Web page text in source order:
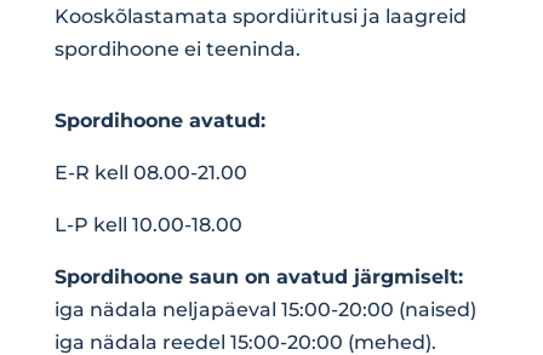
Kooskõlastamata spordiüritusi ja laagreid
spordihoone ei teeninda.
Spordihoone avatud:
E-R kell 08.00-21.00
L-P kell 10.00-18.00
Spordihoone saun on avatud järgmiselt:
iga nädala neljapäeval 15:00-20:00 (naised)
iga nädala reedel 15:00-20:00 (mehed).